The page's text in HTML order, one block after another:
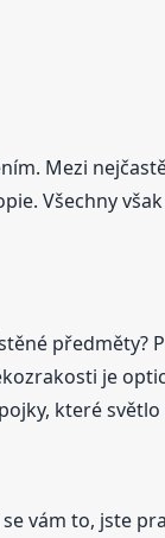
Mezi
Všechny
předměty?
je
které
vám to, jste